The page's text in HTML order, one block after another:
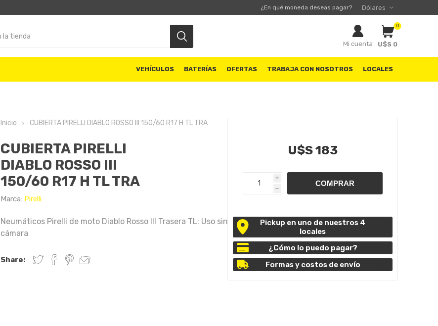
¿En qué moneda deseas pagar?
Mi cuenta
0
U$S 0
VEHÍCULOS BATERÍAS OFERTAS TRABAJA CON NOSOTROS LOCALES
Inicio CUBIERTA PIRELLI DIABLO ROSSO III 150/60 R17 H TL TRA
CUBIERTA PIRELLI
DIABLO ROSSO III
150/60 R17 H TL TRA
Marca: Pirelli
Neumáticos Pirelli de moto Diablo Rosso III Trasera TL: Uso sin
cámara
Share:
U$S 183
i
h
Pickup en uno de nuestros 4
locales
¿Cómo lo puedo pagar?
Formas y costos de envío